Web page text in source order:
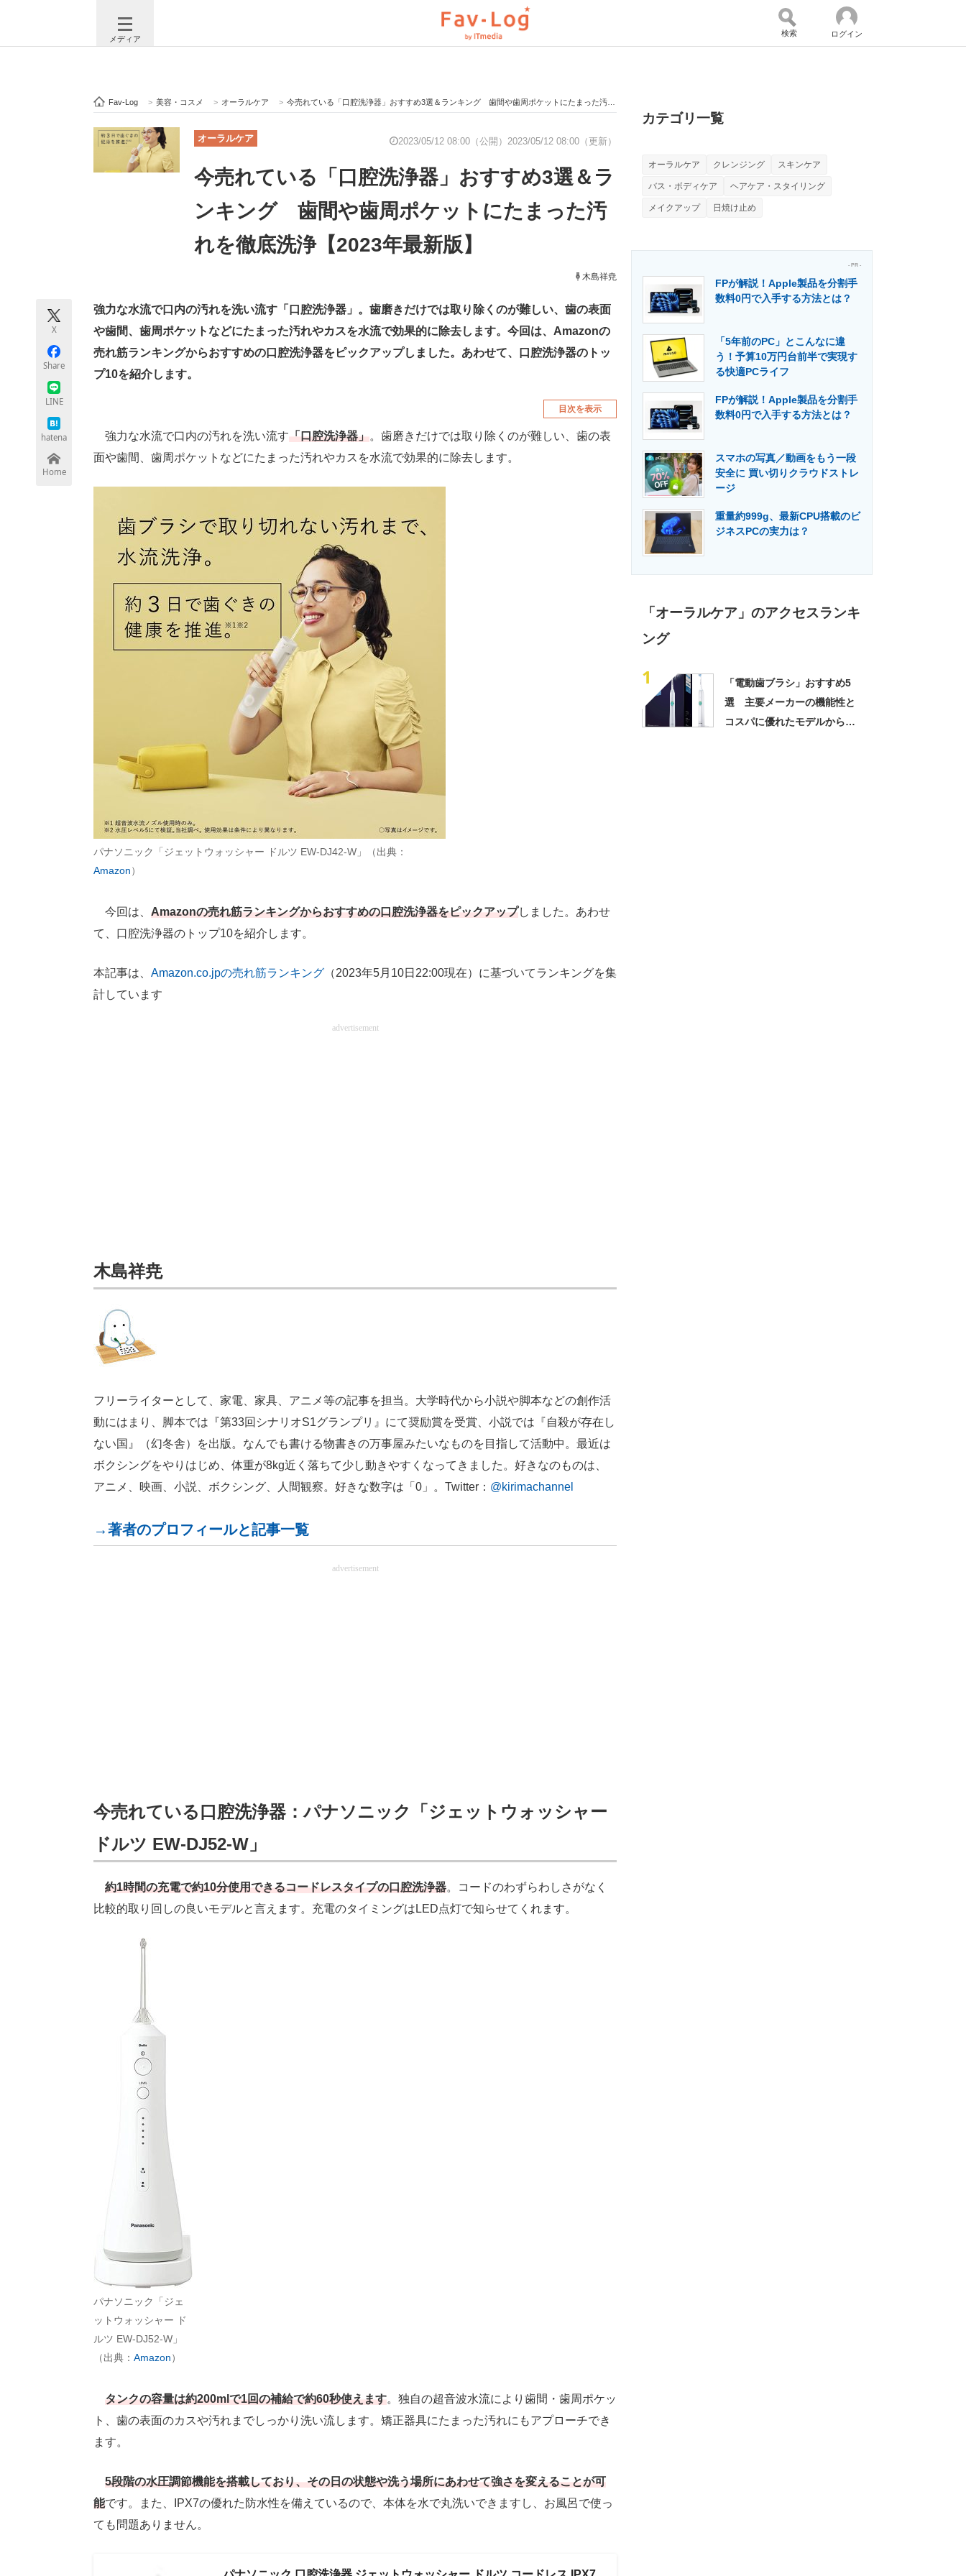
メディア
注目記事を集めた総合ページ ITの今と未来を見通す スマホと通信の最新トレンド 進化するPCとデバイスの未来
ビジネスと働き方のヒント AI活用のいまが分かる 企業ITのトレンドを詳説 経営リーダーのコミュニティ
ITエンジニア向け専門サイト 企業向けIT製品の総合サイト IT製品の技術・比較・事例
モノづくり技術者専門サイト エレクトロニクス専門サイト 電子設計の基本と応用 エネルギーの専門メディア
ちょっと気になるネットの話題
検索 ログイン
Fav-Log > 美容・コスメ > オーラルケア > 今売れている「口腔洗浄器」おすすめ3選＆ランキング 歯間や歯周ポケットにたまった汚れを徹底洗浄【2023年最新版】
オーラルケア 2023/05/12 08:00（公開） 2023/05/12 08:00（更新）
今売れている「口腔洗浄器」おすすめ3選＆ラ
ンキング 歯間や歯周ポケットにたまった汚
れを徹底洗浄【2023年最新版】
木島祥尭
X
Share
LINE
hatena
Home
強力な水流で口内の汚れを洗い流す「口腔洗浄器」。歯磨きだけでは取り除くのが難しい、歯の表面
や歯間、歯周ポケットなどにたまった汚れやカスを水流で効果的に除去します。今回は、Amazonの
売れ筋ランキングからおすすめの口腔洗浄器をピックアップしました。あわせて、口腔洗浄器のトッ
プ10を紹介します。
目次を表示
強力な水流で口内の汚れを洗い流す「口腔洗浄器」。歯磨きだけでは取り除くのが難しい、歯の表
面や歯間、歯周ポケットなどにたまった汚れやカスを水流で効果的に除去します。
パナソニック「ジェットウォッシャー ドルツ EW-DJ42-W」（出典：
Amazon）
今回は、 Amazonの売れ筋ランキングからおすすめの口腔洗浄器をピックアップしました。あわせ
て、口腔洗浄器のトップ10を紹介します。
本記事は、 Amazon.co.jpの売れ筋ランキング （2023年5月10日22:00現在）に基づいてランキングを集
計しています
advertisement
木島祥尭
フリーライターとして、家電、家具、アニメ等の記事を担当。大学時代から小説や脚本などの創作活
動にはまり、脚本では『第33回シナリオS1グランプリ』にて奨励賞を受賞、小説では『自殺が存在し
ない国』（幻冬舎）を出版。なんでも書ける物書きの万事屋みたいなものを目指して活動中。最近は
ボクシングをやりはじめ、体重が8kg近く落ちて少し動きやすくなってきました。好きなのものは、
アニメ、映画、小説、ボクシング、人間観察。好きな数字は「0」。Twitter： @kirimachannel
→著者のプロフィールと記事一覧
advertisement
今売れている口腔洗浄器：パナソニック「ジェットウォッシャー
ドルツ EW-DJ52-W」
約1時間の充電で約10分使用できるコードレスタイプの口腔洗浄器。コードのわずらわしさがなく
比較的取り回しの良いモデルと言えます。充電のタイミングはLED点灯で知らせてくれます。
パナソニック「ジェ
ットウォッシャー ド
ルツ EW-DJ52-W」
（出典： Amazon）
タンクの容量は約200mlで1回の補給で約60秒使えます。独自の超音波水流により歯間・歯周ポケッ
ト、歯の表面のカスや汚れまでしっかり洗い流します。矯正器具にたまった汚れにもアプローチでき
ます。
5段階の水圧調節機能を搭載しており、その日の状態や洗う場所にあわせて強さを変えることが可
能です。また、IPX7の優れた防水性を備えているので、本体を水で丸洗いできますし、お風呂で使っ
ても問題ありません。
カテゴリ一覧
オーラルケア クレンジング スキンケア
バス・ボディケア ヘアケア・スタイリング
メイクアップ 日焼け止め
- PR -
FPが解説！Apple製品を分割手
数料0円で入手する方法とは？
「5年前のPC」とこんなに違
う！予算10万円台前半で実現す
る快適PCライフ
FPが解説！Apple製品を分割手
数料0円で入手する方法とは？
スマホの写真／動画をもう一段
安全に 買い切りクラウドストレ
ージ
重量約999g、最新CPU搭載のビ
ジネスPCの実力は？
「オーラルケア」のアクセスランキ
ング
1
「電動歯ブラシ」おすすめ5
選 主要メーカーの機能性と
コスパに優れたモデルから、